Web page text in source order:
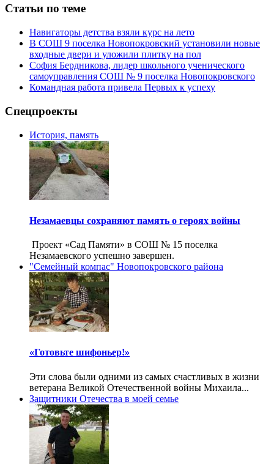
Статьи по теме
Навигаторы детства взяли курс на лето
В СОШ 9 поселка Новопокровский установили новые
входные двери и уложили плитку на пол
София Бердникова, лидер школьного ученического
самоуправления СОШ № 9 поселка Новопокровского
Командная работа привела Первых к успеху
Спецпроекты
История, память
Незамаевцы сохраняют память о героях войны
Проект «Сад Памяти» в СОШ № 15 поселка
Незамаевского успешно завершен.
"Семейный компас" Новопокровского района
«Готовьте шифоньер!»
Эти слова были одними из самых счастливых в жизни
ветерана Великой Отечественной войны Михаила...
Защитники Отечества в моей семье